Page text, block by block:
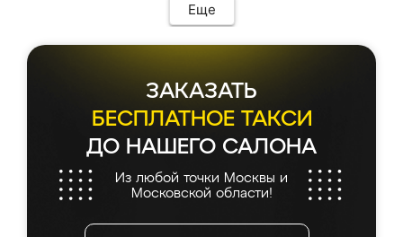
Еще
ЗАКАЗАТЬ
БЕСПЛАТНОЕ ТАКСИ
ДО НАШЕГО САЛОНА
Из любой точки Москвы и
Московской области!